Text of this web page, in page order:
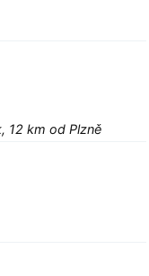
12 km od Plzně